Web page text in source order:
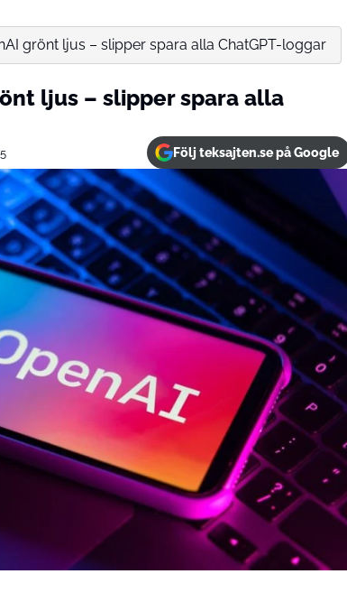
grönt ljus – slipper spara alla ChatGPT-loggar
ljus – slipper spara alla
Följ teksajten.se på Google